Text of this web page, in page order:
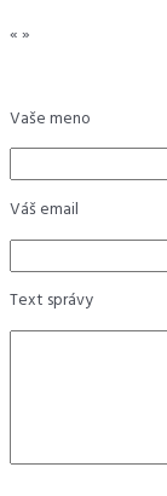
«»
Vaše meno
Váš email
Text správy